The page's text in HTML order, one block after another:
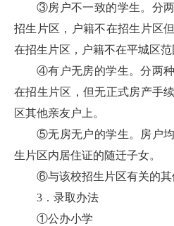
③房户不一致的学生。分
招生片区，户籍不在招生片区
在招生片区，户籍不在平城区范
④有户无房的学生。分两
在招生片区，但无正式房产手
区其他亲友户上。
⑤无房无户的学生。房户
生片区内居住证的随迁子女。
⑥与该校招生片区有关的其
3．录取办法
①公办小学